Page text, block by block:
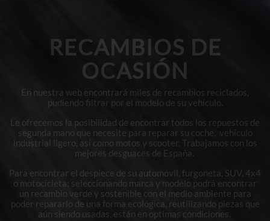
RECAMBIOS DE
OCASIÓN
En nuestra web encontrará miles de recambios reciclados,
pudiendo filtrar por el modelo de su vehículo.
Le ofrecemos la posibilidad de encontrar todos los repuestos de
segunda mano que necesite para reparar su coche, vehículo
industrial ligero, así como motos y scooter. Trabajamos con los
mejores desguaces de España.
Para encontrar el despiece de su automóvil, furgoneta, SUV, 4x4
o motocicleta; seleccionando marca y modelo podrá encontrar
un recambio verde y sostenible con el medio ambiente para
poder repararlo de una forma ecológica, reutilizando piezas que
aún siendo usadas, están en optimas condiciones.